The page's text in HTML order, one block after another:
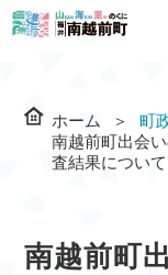
ホーム 町
南越前町出会
査結果につ
南越前町